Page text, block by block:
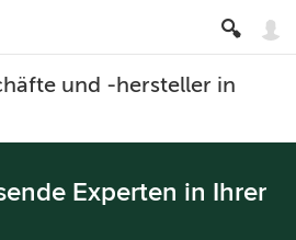
und -hersteller in
Experten in Ihrer